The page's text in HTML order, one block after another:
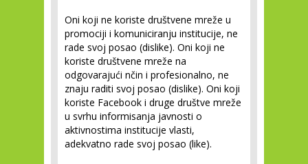
Oni koji ne koriste društvene mreže u
promociji i komuniciranju institucije, ne
rade svoj posao (dislike). Oni koji ne
koriste društvene mreže na
odgovarajući nčin i profesionalno, ne
znaju raditi svoj posao (dislike). Oni koji
koriste Facebook i druge društve mreže
u svrhu informisanja javnosti o
aktivnostima institucije vlasti,
adekvatno rade svoj posao (like).